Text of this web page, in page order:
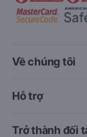
Về chúng tôi
Hỗ trợ
Trở thành đối